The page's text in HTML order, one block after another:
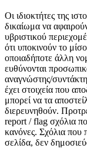
Οι ιδιοκτήτες της
δικαίωμα να
υβριστικού
ότι υποκινούν το
οποιαδήποτε άλλη
ευθύνονται
αναγνώστης/
έχει στοιχεία που
μπορεί να τα
διερευνηθούν.
report / flag σχόλια
κανόνες. Σχόλια που
σελίδα, δεν